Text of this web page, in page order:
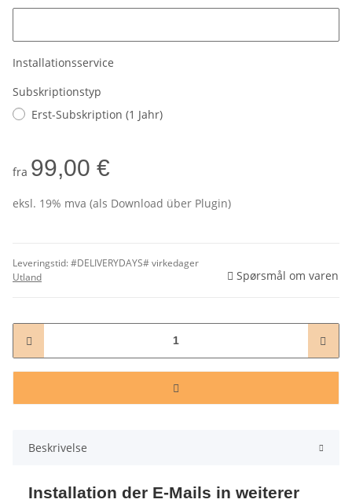
Installationsservice
Subskriptionstyp
Erst-Subskription (1 Jahr)
fra 99,00 €
eksl. 19% mva (als Download über Plugin)
Leveringstid:#DELIVERYDAYS# virkedager
Utland
Spørsmål om varen
Beskrivelse
Installation der E-Mails in weiterer